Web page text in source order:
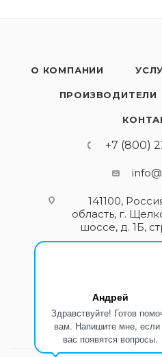
Андрей
Здравствуйте! Готов
вам. Напишите мне, если
вас появятся вопросы.
О КОМПАНИИ
ПРОИЗВОДИТЕЛИ
+7 (800)
141100,
область, г.
шоссе, д. 1Б,
ПОДПИСАТЬСЯ НА
ПОЛИТИКА